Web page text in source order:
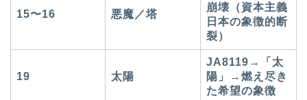
15〜16 悪魔／塔
崩壊（資本主義
日本の象徴的断
裂）
19 太陽
JA8119→「太
陽」→燃え尽き
た希望の象徴